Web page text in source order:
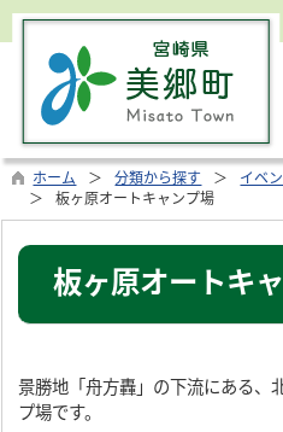
ホーム 分類から探す イベ
板ヶ原オートキャンプ場
板ヶ原オートキ
景勝地「舟方轟」の下流にある
プ場です。